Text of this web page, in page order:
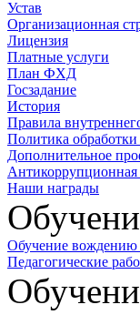
Устав
Организационная
Лицензия
Платные услуги
План ФХД
Госзадание
История
Правила
Политика
Дополнительное
Антикоррупционная
Наши награды
Обучение вождению
Педагогические